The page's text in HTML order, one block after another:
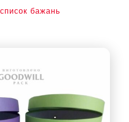
бажань